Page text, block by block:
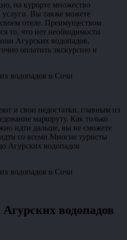
на курорте множество
услуги. Вы также можете
отеле. Преимуществом
то, что нет необходимости
Агурских водопадов,
оплатить экскурсию и
и свои недостатки, главным из
маршруту. Как только
идти дальше, вы не сможете
со всеми.Многие туристы
Агурских водопадов
водопадов